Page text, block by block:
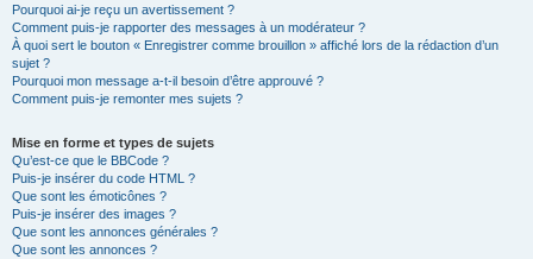
Pourquoi ai-je reçu un avertissement ?
Comment puis-je rapporter des messages à un modérateur ?
À quoi sert le bouton « Enregistrer comme brouillon » affiché lors de la rédaction d’un
sujet ?
Pourquoi mon message a-t-il besoin d’être approuvé ?
Comment puis-je remonter mes sujets ?
Mise en forme et types de sujets
Qu’est-ce que le BBCode ?
Puis-je insérer du code HTML ?
Que sont les émoticônes ?
Puis-je insérer des images ?
Que sont les annonces générales ?
Que sont les annonces ?